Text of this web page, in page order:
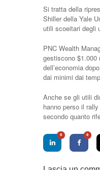
Si tratta della
Shiller della Yale
utili scoeitari degli
PNC Wealth
gestiscono $1.000
dell’economia
dai minimi dai
Anche se gli utili
hanno perso il
secondo quanto
0 0